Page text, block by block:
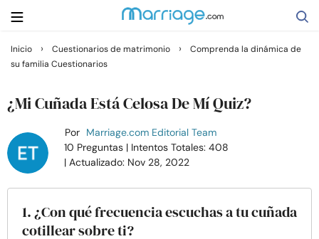
Buscar
Relaciones
Familia
Inicio › Cuestionarios de matrimonio › Comprenda la dinámica de
su familia Cuestionarios
¿Mi Cuñada Está Celosa De Mí Quiz?
Por Marriage.com Editorial Team
10 Preguntas | Intentos Totales: 408
| Actualizado: Nov 28, 2022
1. ¿Con qué frecuencia escuchas a tu cuñada
cotillear sobre ti?